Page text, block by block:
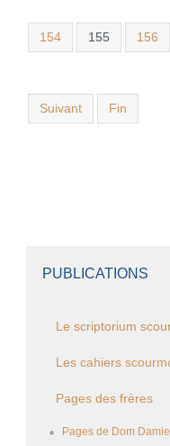
154 155 156
Suivant Fin
PUBLICATIONS
Le scriptorium
Les cahiers
Pages des frères
Pages de Dom